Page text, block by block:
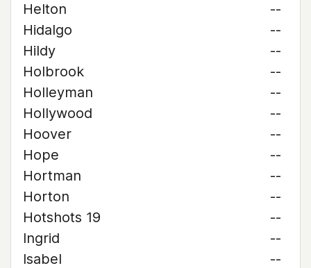
Helton
--
Hidalgo
--
Hildy
--
Holbrook
--
Holleyman
--
Hollywood
--
Hoover
--
Hope
--
Hortman
--
Horton
--
Hotshots 19
--
Ingrid
--
Isabel
--